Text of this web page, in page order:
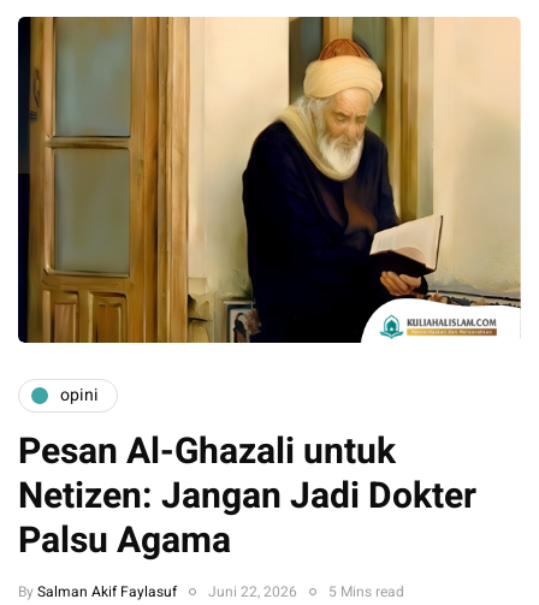
opini
Pesan Al-Ghazali untuk
Netizen: Jangan Jadi Dokter
Palsu Agama
By Salman Akif Faylasuf Juni 22, 2026 5 Mins read